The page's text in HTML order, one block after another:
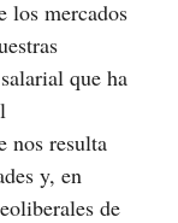
los mercados
que ha
nos resulta
y, en
de